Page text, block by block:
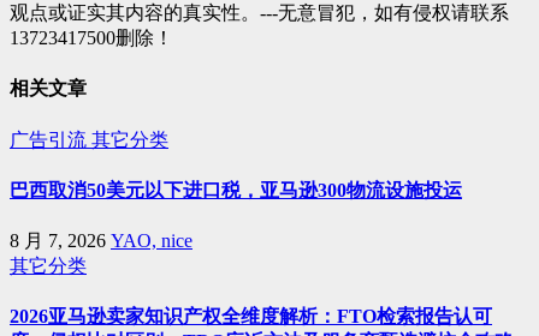
观点或证实其内容的真实性。---无意冒犯，如有侵权请联系
13723417500删除！
相关文章
广告引流 其它分类
巴西取消50美元以下进口税，亚马逊300物流设施投运
8 月 7, 2026 YAO, nice
其它分类
2026亚马逊卖家知识产权全维度解析：FTO检索报告认可